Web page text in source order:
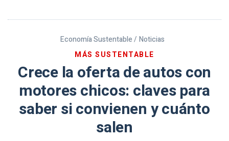
Economía Sustentable / Noticias
MÁS SUSTENTABLE
Crece la oferta de autos con
motores chicos: claves para
saber si convienen y cuánto
salen